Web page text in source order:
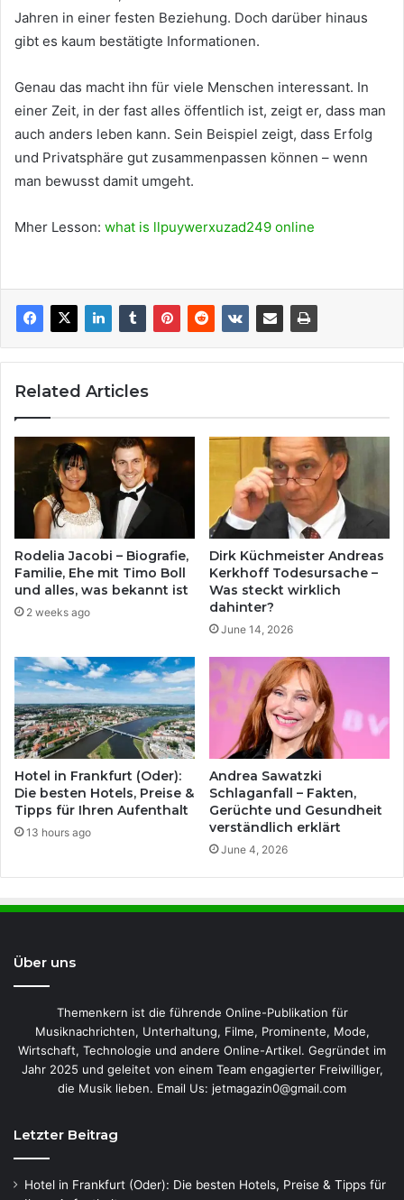
Jahren in einer festen Beziehung. Doch darüber hinaus
gibt es kaum bestätigte Informationen.
Genau das macht ihn für viele Menschen interessant. In
einer Zeit, in der fast alles öffentlich ist, zeigt er, dass man
auch anders leben kann. Sein Beispiel zeigt, dass Erfolg
und Privatsphäre gut zusammenpassen können – wenn
man bewusst damit umgeht.
Mher Lesson: what is llpuywerxuzad249 online
Related Articles
Rodelia Jacobi – Biografie,
Familie, Ehe mit Timo Boll
und alles, was bekannt ist
2 weeks ago
Dirk Küchmeister Andreas
Kerkhoff Todesursache –
Was steckt wirklich
dahinter?
June 14, 2026
Hotel in Frankfurt (Oder):
Die besten Hotels, Preise &
Tipps für Ihren Aufenthalt
13 hours ago
Andrea Sawatzki
Schlaganfall – Fakten,
Gerüchte und Gesundheit
verständlich erklärt
June 4, 2026
Über uns
Themenkern ist die führende Online-Publikation für
Musiknachrichten, Unterhaltung, Filme, Prominente, Mode,
Wirtschaft, Technologie und andere Online-Artikel. Gegründet im
Jahr 2025 und geleitet von einem Team engagierter Freiwilliger,
die Musik lieben. Email Us: jetmagazin0@gmail.com
Letzter Beitrag
Hotel in Frankfurt (Oder): Die besten Hotels, Preise & Tipps für